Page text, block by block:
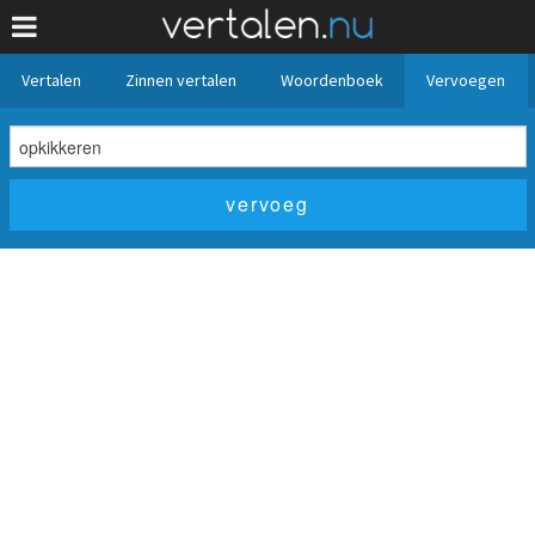
Vertalen Zinnen vertalen Woordenboek Vervoegen